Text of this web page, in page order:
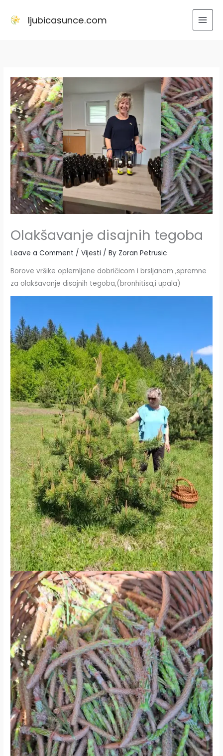
ljubicasunce.com
Olakšavanje disajnih tegoba
Leave a Comment /Vijesti / By Zoran Petrusic
Borove vršike oplemljene dobričicom i brsljanom ,spremne
za olakšavanje disajnih tegoba,(bronhitisa,i upala)